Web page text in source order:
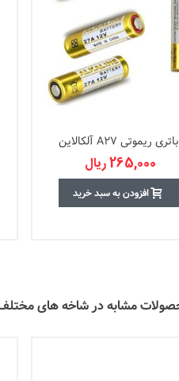
باتری ریموتی A27 آلکالاین
265,000 ریال
افزودن به سبد خرید